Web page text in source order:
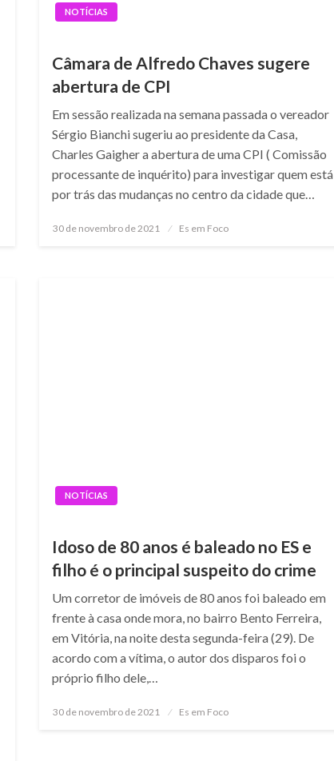
NOTÍCIAS
Câmara de Alfredo Chaves sugere
abertura de CPI
Em sessão realizada na semana passada o vereador
Sérgio Bianchi sugeriu ao presidente da Casa,
Charles Gaigher a abertura de uma CPI ( Comissão
processante de inquérito) para investigar quem está
por trás das mudanças no centro da cidade que…
Posted
30 de novembro de 2021 Es em Foco
NOTÍCIAS
Idoso de 80 anos é baleado no ES e
filho é o principal suspeito do crime
Um corretor de imóveis de 80 anos foi baleado em
frente à casa onde mora, no bairro Bento Ferreira,
em Vitória, na noite desta segunda-feira (29). De
acordo com a vítima, o autor dos disparos foi o
próprio filho dele,…
Posted
30 de novembro de 2021 Es em Foco